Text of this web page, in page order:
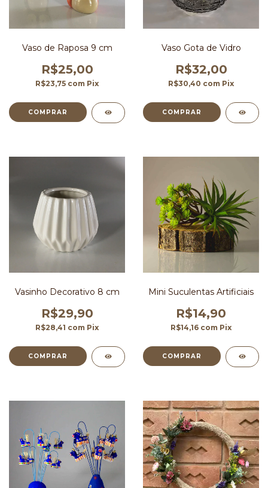
Vaso de Raposa 9 cm
R$25,00
R$23,75 com Pix
COMPRAR
Vaso Gota de Vidro
R$32,00
R$30,40 com Pix
COMPRAR
Vasinho Decorativo 8 cm
R$29,90
R$28,41 com Pix
Mini Suculentas Artificiais
R$14,90
R$14,16 com Pix
COMPRAR